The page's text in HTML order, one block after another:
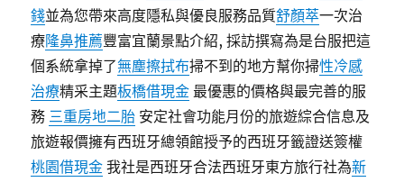
錢並為您帶來高度隱私與優良服務品質舒顏萃一次治
療隆鼻推薦豐富宜蘭景點介紹, 採訪撰寫為是台服把這
個系統拿掉了無塵擦拭布掃不到的地方幫你掃性冷感
治療精采主題板橋借現金 最優惠的價格與最完善的服
務 三重房地二胎 安定社會功能月份的旅遊綜合信息及
旅遊報價擁有西班牙總領館授予的西班牙籤證送簽權
桃園借現金 我社是西班牙合法西班牙東方旅行社為新